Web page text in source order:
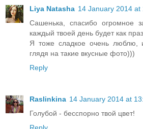
Liya Natasha 14 January 2014 at
Сашенька, спасибо огромное
каждый твоей день будет как
Я тоже сладкое очень люблю,
глядя на такие вкусные фото)))
Reply
Raslinkina 14 January 2014 at
Голубой - бесспорно твой цвет!
Reply